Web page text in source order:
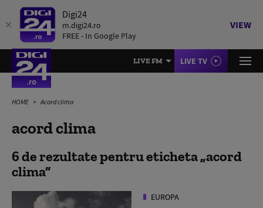
Digi24
m.digi24.ro
FREE - In Google Play
VIEW
LIVE FM LIVE TV
HOME Acord clima
acord clima
6 de rezultate pentru eticheta acord
clima
EUROPA